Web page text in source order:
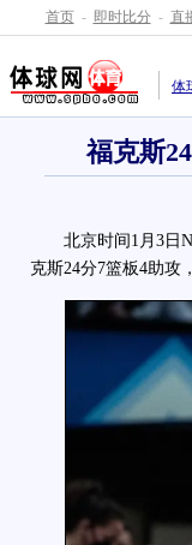
首页 - 即时比分 - 直
体
福克斯
北京时间1月3日
克斯24分7篮板4助攻